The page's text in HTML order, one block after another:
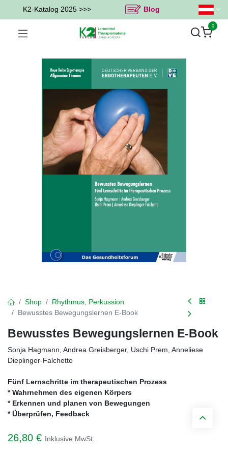
K2-Katalog 2025 >>> Blog
0
Shop
Rhythmus, Perkussion
Bewusstes Bewegungslernen E-Book
Bewusstes Bewegungslernen E-Book
Sonja Hagmann, Andrea Greisberger, Uschi Prem, Anneliese
Dieplinger-Falchetto
Fünf Lernschritte im therapeutischen Prozess
* Wahrnehmen des eigenen Körpers
* Erkennen und planen von Bewegungen
* Überprüfen, Feedback
26,80 € Inklusive MwSt.